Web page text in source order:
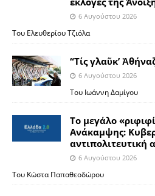
6 Αυγούστου 2026
Του Ελευθερίου Τζιόλα
“Τίς γλαῦκ’
6 Αυγούστου 2026
Του Ιωάννη Δαμίγου
Το μεγάλο
Ανάκαμψης:
αντιπολιτευτική
6 Αυγούστου 2026
Του Κώστα Παπαθεοδώρου